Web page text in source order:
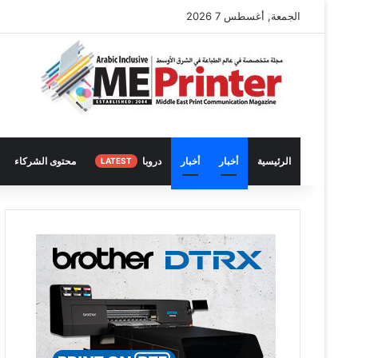
الجمعة, أغسطس 7 2026
الرئيسية أخبار أخبار دروبا LATEST محتوى الشركاء